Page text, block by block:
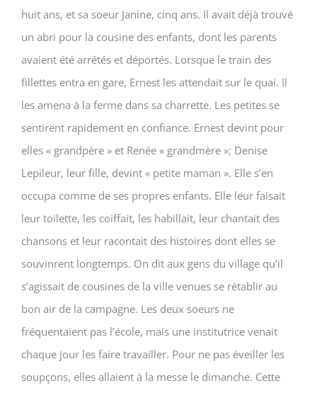
huit ans, et sa soeur Janine, cinq ans. Il avait déjà trouvé
un abri pour la cousine des enfants, dont les parents
avaient été arrêtés et déportés. Lorsque le train des
fillettes entra en gare, Ernest les attendait sur le quai. Il
les amena à la ferme dans sa charrette. Les petites se
sentirent rapidement en confiance. Ernest devint pour
elles « grandpère » et Renée « grandmère »; Denise
Lepileur, leur fille, devint « petite maman ». Elle s’en
occupa comme de ses propres enfants. Elle leur faisait
leur toilette, les coiffait, les habillait, leur chantait des
chansons et leur racontait des histoires dont elles se
souvinrent longtemps. On dit aux gens du village qu’il
s’agissait de cousines de la ville venues se rétablir au
bon air de la campagne. Les deux soeurs ne
fréquentaient pas l’école, mais une institutrice venait
chaque jour les faire travailler. Pour ne pas éveiller les
soupçons, elles allaient à la messe le dimanche. Cette